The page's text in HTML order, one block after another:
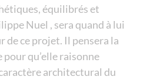
équilibrés et
Nuel , sera quand à lui
de ce projet. Il pensera la
qu’elle raisonne
architectural du